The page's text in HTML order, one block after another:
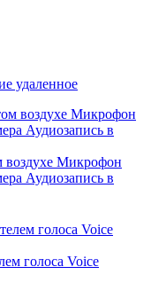
Микрофон
Аудиозапись в
голоса Voice